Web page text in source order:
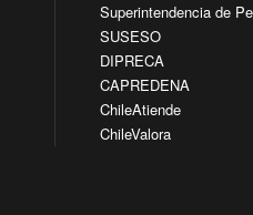
Superintendencia de
SUSESO
DIPRECA
CAPREDENA
ChileAtiende
ChileValora